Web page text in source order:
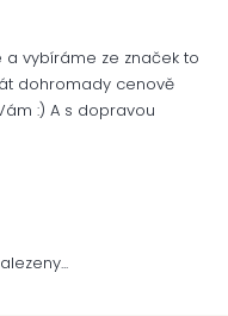
a vybíráme ze značek to
dohromady cenově
:) A s dopravou